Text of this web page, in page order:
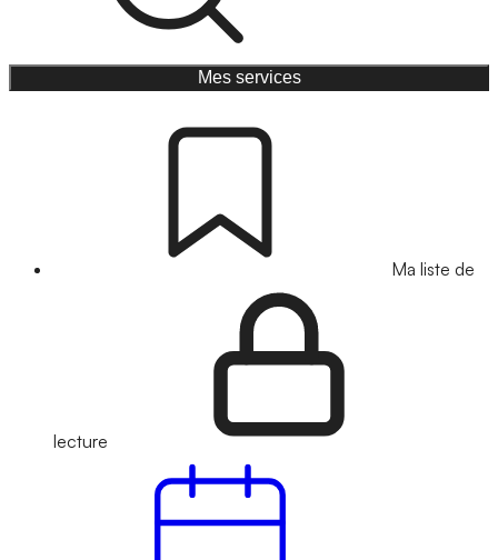
Mes services
Ma liste de
lecture